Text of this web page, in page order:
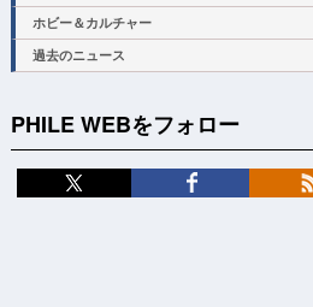
ホビー＆カルチャー
過去のニュース
PHILE WEBをフォロー